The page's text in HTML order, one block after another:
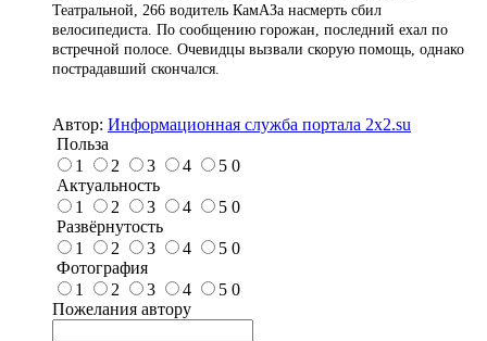
Театральной, 266 водитель КамАЗа насмерть сбил
велосипедиста. По сообщению горожан, последний ехал по
встречной полосе. Очевидцы вызвали скорую помощь, однако
пострадавший скончался.
Автор: Информационная служба портала 2x2.su
Польза
1
2 3 4 5 0
Актуальность
1
2 3 4 5 0
Развёрнутость
1
2 3 4 5 0
Фотография
1
2 3 4 5 0
Пожелания автору